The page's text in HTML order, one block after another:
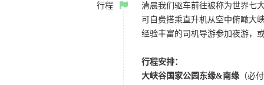
行程
清晨我们驱车前往被称为世界七
可自费搭乘直升机从空中俯瞰大
经验丰富的司机导游参加夜游，
行程安排：
大峡谷国家公园东缘&南缘 （必